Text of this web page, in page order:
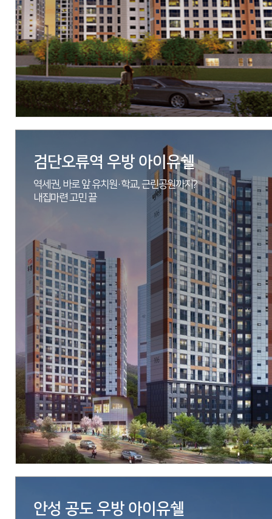
시공 (주)우방
세대수 총 1,157세대 중 2단지 737세대
분양문의 1522-2529
자세히 보기
현장 경기도 화성시 기안동 454-1번지 일원
시행 코리아신탁
시공 (주)우방
세대수 총 1,157세대 중 1단지 420세대
분양문의 1522-2529
자세히 보기
검단오류역 우방 아이유쉘
역세권, 바로 앞 유치원·학교, 근린공원까지?
내집마련 고민 끝
안성 공도 우방 아이유쉘